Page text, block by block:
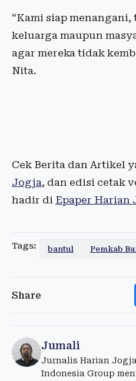
“Kami siap
keluarga maupun
agar mereka tidak
Nita.
Cek Berita dan Artikel
Jogja, dan edisi cetak
hadir di Epaper Harian
Tags: bantul Pemkab
Share
Jumali
Jurnalis Harian
Indonesia Group